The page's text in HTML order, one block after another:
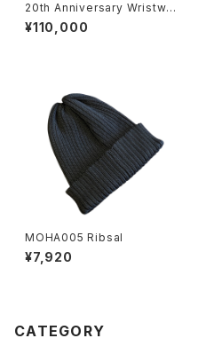
20th Anniversary Wristwat
ch Expansion Stainless St
eel Belt / with VAGUE WAT
¥110,000
MOHA005 Ribsal
¥7,920
CATEGORY